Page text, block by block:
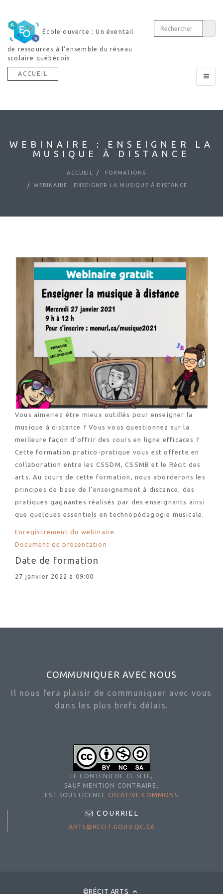
École ouverte : Un éventail
de ressources à l’ensemble du réseau
scolaire québécois
Toggle
ACCUEIL
WEBINAIRE : ENSEIGNER LA
MUSIQUE À DISTANCE
ACCUEIL FORMATIONS
WEBINAIRE : ENSEIGNER LA MUSIQUE À DISTANCE
Vous aimeriez être mieux outillés pour enseigner la
musique à distance ? Vous vous questionnez sur la
meilleure façon d’offrir des cours en ligne efficaces ?
Cette formation pratico-pratique vous est offerte en
collaboration entre les CSSDM, CSSMB et le Récit des
arts. Au cours de cette formation, nous aborderons les
principes de base de l’enseignement à distance, des
pratiques gagnantes réalisés par des enseignants ainsi
que quelques essentiels en technopédagogie musicale.
Enregistrement du webinaire
Document de présentation
Date de formation
27 janvier 2022 à 09:00
COMMUNIQUER AVEC NOUS
Il nous fera plaisir de communiquer avec vous
dans les plus brefs délais.
LE CONTENU DE CE SITE,
SAUF MENTION CONTRAIRE,
EST SOUS LICENCE
CREATIVE COMMONS
COURRIEL
ARTS@RECIT.GOUV.QC.CA
©RÉCIT ARTS